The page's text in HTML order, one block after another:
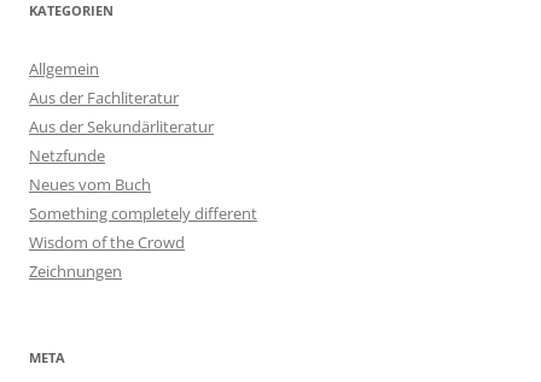
KATEGORIEN
Allgemein
Aus der Fachliteratur
Aus der Sekundärliteratur
Netzfunde
Neues vom Buch
Something completely different
Wisdom of the Crowd
Zeichnungen
META